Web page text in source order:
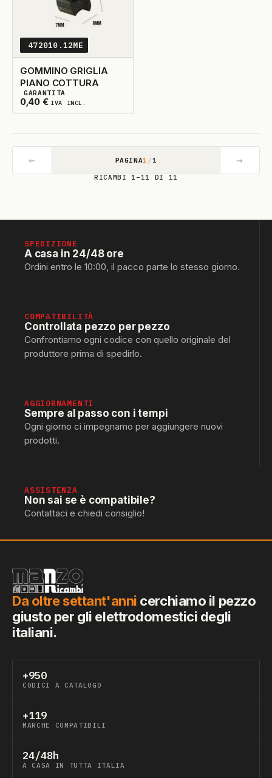
472010.12ME
GOMMINO GRIGLIA
PIANO COTTURA
0,40 € IVA INCL.
120DISPONIBILI
GARANTITA
← PAGINA1 /1 →
RICAMBI 1–11 DI 11
SPEDIZIONE
A casa in 24/48 ore
Ordini entro le 10:00, il pacco parte lo stesso giorno.
COMPATIBILITÀ
Controllata pezzo per pezzo
Confrontiamo ogni codice con quello originale del
produttore prima di spedirlo.
AGGIORNAMENTI
Sempre al passo con i tempi
Ogni giorno ci impegnamo per aggiungere nuovi
prodotti.
ASSISTENZA
Non sai se è compatibile?
Contattaci e chiedi consiglio!
Da oltre settant'anni cerchiamo il pezzo
giusto per gli elettrodomestici degli
italiani.
+950
CODICI A CATALOGO
+119
MARCHE COMPATIBILI
24/48h
A CASA IN TUTTA ITALIA